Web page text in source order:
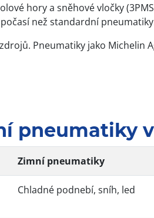
hory a sněhové vločky
než standardní
Pneumatiky jako Michelin
pneumatiky
Zimní pneumatiky
Chladné podnebí, sníh, led